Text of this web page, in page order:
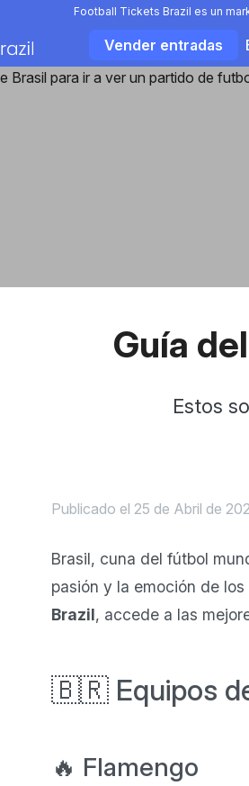
Football Tickets Brazil es un
Vender entradas
Guía
Estos
Publicado el 25 de Abril de
Brasil, cuna del fútbol
pasión y la emoción de
Brazil, accede a las
🇧🇷 Equipos
🔥 Flamengo